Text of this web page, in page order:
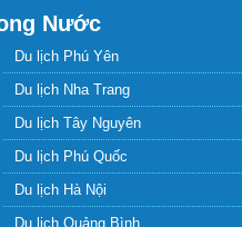
Nước
Du lịch Phú Yên
Du lịch Nha Trang
Du lịch Tây Nguyên
Du lịch Phú Quốc
Du lịch Hà Nội
Du lịch Quảng Bình